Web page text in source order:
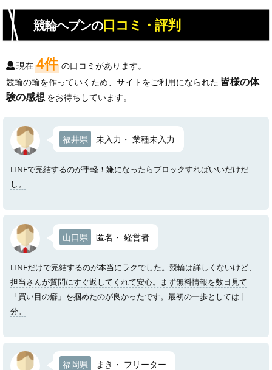
競輪ヘブンの口コミ・評判
現在 4件 の口コミがあります。
競輪の輪を作っていくため、サイトをご利用になられた 皆様の体
験の感想 をお待ちしています。
福井県 未入力・ 業種未入力
LINEで完結するのが手軽！嫌になったらブロックすればいいだけだ
し。
山口県 匿名・ 経営者
LINEだけで完結するのが本当にラクでした。競輪は詳しくないけど、
担当さんが質問にすぐ返してくれて安心。まず無料情報を数日見て
「買い目の癖」を掴めたのが良かったです。最初の一歩としては十
分。
福岡県 まき・ フリーター